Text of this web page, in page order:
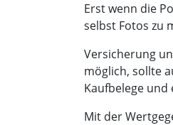
Erst wenn die
selbst Fotos zu
Versicherung
möglich, sollte
Kaufbelege
Mit der